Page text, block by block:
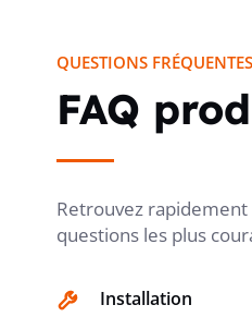
QUESTIONS FRÉQUENTES
FAQ
Retrouvez
questions les plus
Installation